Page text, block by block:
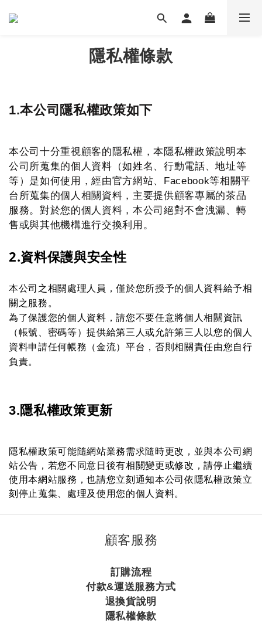
隱私權條款
1.本公司隱私權政策如下
本公司十分重視顧客的隱私權，本隱私權政策說明本
公司所蒐集的個人資料（如姓名、行動電話、地址等
等）是如何使用，經由官方網站、Facebook等相關平
台所蒐集的個人相關資料，主要提供顧客專屬的茶品
服務。對於您的個人資料，本公司絕對不會洩漏、轉
售或與其他機構進行交換利用。
2.資料保護與安全性
本公司之相關處理人員，僅於您所授予的個人資料給予相
關之服務。
為了保護您的個人資料，請您不要任意將個人相關資訊
（帳號、密碼等）提供給第三人或允許第三人以您的個人
資料申請任何帳務（金流）平台，否則相關責任由您自行
負責。
3.隱私權政策更新
隱私權政策可能隨網站業務需求隨時更改，並與本公司網
站公告， 若您不同意日後有相關變更或修改，請停止繼續
使用本網站服務，也請您立刻通知本公司依隱私權政策立
刻停止蒐集、處理及使用您的個人資料。
顧客服務
訂購流程
付款&運送服務方式
退換貨說明
隱私權條款